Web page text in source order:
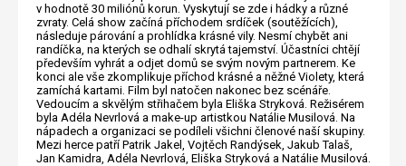
v hodnotě 30 miliónů korun. Vyskytují se zde i hádky a různé
zvraty. Celá show začíná příchodem srdíček (soutěžících),
následuje párování a prohlídka krásné vily. Nesmí chybět ani
randíčka, na kterých se odhalí skrytá tajemství. Účastníci chtějí
především vyhrát a odjet domů se svým novým partnerem. Ke
konci ale vše zkomplikuje příchod krásné a něžné Violety, která
zamíchá kartami. Film byl natočen nakonec bez scénáře.
Vedoucím a skvělým střihačem byla Eliška Stryková. Režisérem
byla Adéla Nevrlová a make-up artistkou Natálie Musilová. Na
nápadech a organizaci se podíleli všichni členové naší skupiny.
Mezi herce patří Patrik Jakel, Vojtěch Randýsek, Jakub Talaš,
Jan Kamidra, Adéla Nevrlová, Eliška Stryková a Natálie Musilová.